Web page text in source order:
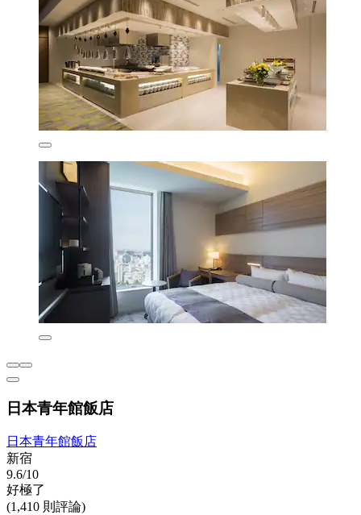
日本青年館飯店
日本青年館飯店
新宿
9.6/10
好極了
(1,410 則評論)